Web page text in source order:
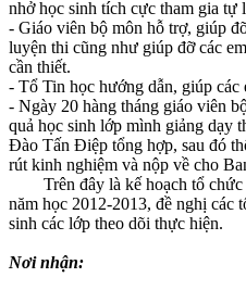
nhở học sinh tích cực tham gia tự
- Giáo viên bộ môn hỗ trợ, giúp
luyện thi cũng như giúp đỡ các
cần thiết.
- Tổ Tin học hướng dẫn, giúp các
- Ngày 20 hàng tháng giáo viên
quả học sinh lớp mình giảng dạy
Đào Tấn Điệp tổng hợp, sau đó
rút kinh nghiệm và nộp về cho
Trên đây là kế hoạch tổ chức
năm học 2012-2013, đề nghị các
sinh các lớp theo dõi thực hiện.
Nơi nhận: